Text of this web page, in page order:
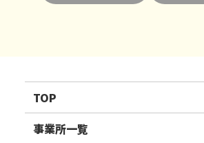
TOP
リハスワーク
事業所一覧